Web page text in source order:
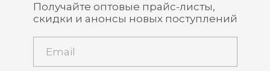
Получайте оптовые прайс-листы,
скидки и анонсы новых поступлений